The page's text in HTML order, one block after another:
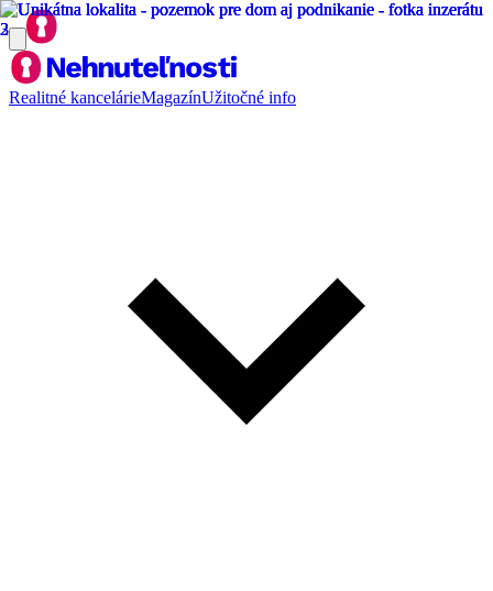
Realitné kancelárieMagazínUžitočné info